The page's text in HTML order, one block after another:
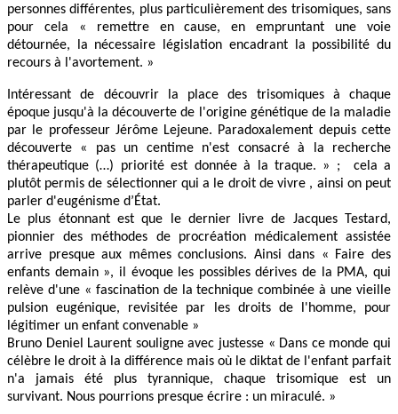
personnes différentes, plus particulièrement des trisomiques, sans
pour cela « remettre en cause, en empruntant une voie
détournée, la nécessaire législation encadrant la possibilité du
recours à l'avortement. »
Intéressant de découvrir la place des trisomiques à chaque
époque jusqu'à la découverte de l'origine génétique de la maladie
par le professeur Jérôme Lejeune. Paradoxalement depuis cette
découverte « pas un centime n'est consacré à la recherche
thérapeutique (…) priorité est donnée à la traque. » ; cela a
plutôt permis de sélectionner qui a le droit de vivre , ainsi on peut
parler d'eugénisme d’État.
Le plus étonnant est que le dernier livre de Jacques Testard,
pionnier des méthodes de procréation médicalement assistée
arrive presque aux mêmes conclusions. Ainsi dans « Faire des
enfants demain », il évoque les possibles dérives de la PMA, qui
relève d'une « fascination de la technique combinée à une vieille
pulsion eugénique, revisitée par les droits de l'homme, pour
légitimer un enfant convenable »
Bruno Deniel Laurent souligne avec justesse « Dans ce monde qui
célèbre le droit à la différence mais où le diktat de l'enfant parfait
n'a jamais été plus tyrannique, chaque trisomique est un
survivant. Nous pourrions presque écrire : un miraculé. »